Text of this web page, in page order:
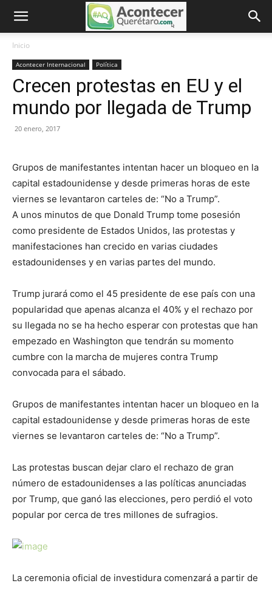
Inicio
Acontecer Internacional Política
Crecen protestas en EU y el
mundo por llegada de Trump
20 enero, 2017
Grupos de manifestantes intentan hacer un bloqueo en la
capital estadounidense y desde primeras horas de este
viernes se levantaron carteles de: “No a Trump”.
A unos minutos de que Donald Trump tome posesión
como presidente de Estados Unidos, las protestas y
manifestaciones han crecido en varias ciudades
estadounidenses y en varias partes del mundo.
Trump jurará como el 45 presidente de ese país con una
popularidad que apenas alcanza el 40% y el rechazo por
su llegada no se ha hecho esperar con protestas que han
empezado en Washington que tendrán su momento
cumbre con la marcha de mujeres contra Trump
convocada para el sábado.
Grupos de manifestantes intentan hacer un bloqueo en la
capital estadounidense y desde primeras horas de este
viernes se levantaron carteles de: “No a Trump”.
Las protestas buscan dejar claro el rechazo de gran
número de estadounidenses a las políticas anunciadas
por Trump, que ganó las elecciones, pero perdió el voto
popular por cerca de tres millones de sufragios.
La ceremonia oficial de investidura comenzará a partir de